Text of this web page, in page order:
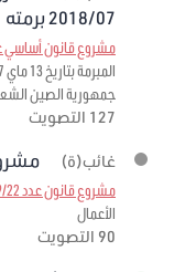
2018/07 برمته
مشروع قانون أساسي عدد
جمهورية الصين
127 التصويت
غائب(ة) مشروع
مشروع قانون عدد 2019/22
الأعمال
90 التصويت